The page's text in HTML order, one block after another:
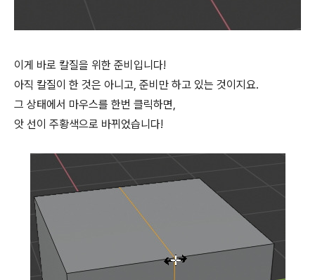
이게 바로 칼질을 위한 준비입니다!
아직 칼질이 한 것은 아니고, 준비만 하고 있는 것이지요.
그 상태에서 마우스를 한번 클릭하면,
앗 선이 주황색으로 바뀌었습니다!